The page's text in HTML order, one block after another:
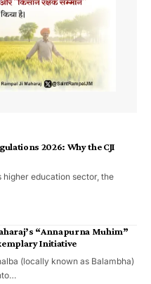
2026: Why the CJI
higher education sector, the
“Annapurna Muhim”
Initiative
(locally known as Balambha)